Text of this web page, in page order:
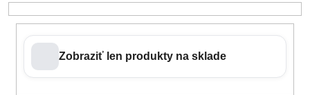
Zobraziť len produkty na sklade